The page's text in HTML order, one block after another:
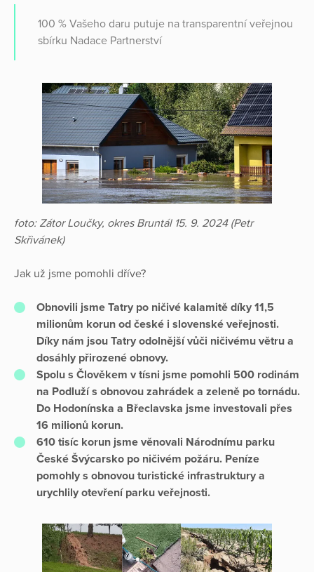
100 % Vašeho daru putuje na transparentní veřejnou
sbírku Nadace Partnerství
foto: Zátor Loučky, okres Bruntál 15. 9. 2024 (Petr
Skřivánek)
Jak už jsme pomohli dříve?
Obnovili jsme Tatry po ničivé kalamitě díky 11,5
milionům korun od české i slovenské veřejnosti.
Díky nám jsou Tatry odolnější vůči ničivému větru a
dosáhly přirozené obnovy.
Spolu s Člověkem v tísni jsme pomohli 500 rodinám
na Podluží s obnovou zahrádek a zeleně po tornádu.
Do Hodonínska a Břeclavska jsme investovali přes
16 milionů korun.
610 tisíc korun jsme věnovali Národnímu parku
České Švýcarsko po ničivém požáru. Peníze
pomohly s obnovou turistické infrastruktury a
urychlily otevření parku veřejnosti.